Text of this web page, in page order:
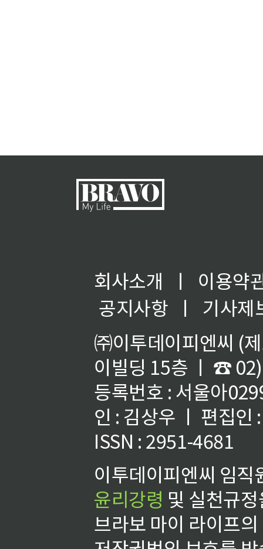
회사소개 ㅣ
이용약
공지사항
ㅣ
기사제
㈜이투데이피엔씨 (
이빌딩 15층 ㅣ ☎
등록번호 : 서울아
인 : 김상우 ㅣ 편집인
ISSN : 2951-4681
이투데이피엔씨 임
윤리강령 및 실천규
브라보 마이 라이프